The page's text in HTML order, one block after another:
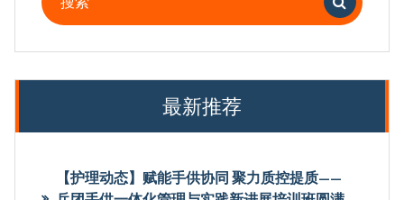
索：
最新推荐
【护理动态】赋能手供协同 聚力质控提质——